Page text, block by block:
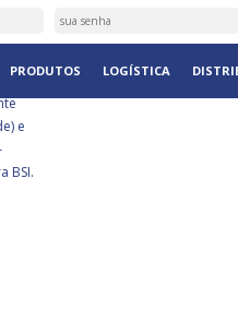
PRODUTOS LOGÍSTICA
e
BSI.